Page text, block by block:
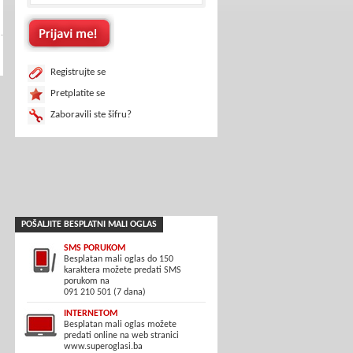
Registrujte se
Pretplatite se
Zaboravili ste šifru?
POŠALJITE BESPLATNI MALI OGLAS
SMS PORUKOM
Besplatan mali oglas do 150
karaktera možete predati SMS
porukom na
091 210 501 (7 dana)
INTERNETOM
Besplatan mali oglas možete
predati online na web stranici
www.superoglasi.ba